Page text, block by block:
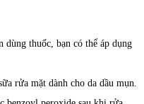
thuốc, bạn có thể áp dụng
rửa mặt dành cho da dầu mụn.